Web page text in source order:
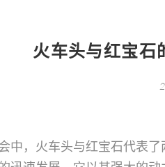
火车头与红宝石
中，火车头与红宝石代表